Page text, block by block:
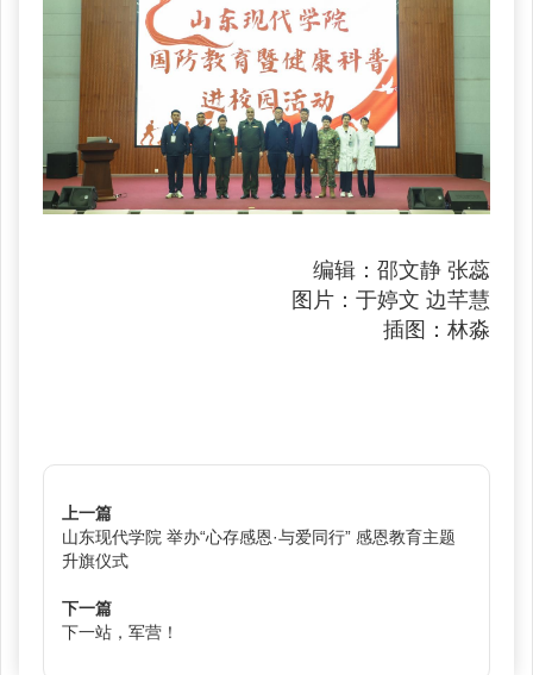
编辑：邵文静 张蕊
图片：于婷文 边芊慧
插图：林淼
上一篇
山东现代学院 举办“心存感恩·与爱同行” 感恩教育主题
升旗仪式
下一篇
下一站，军营！